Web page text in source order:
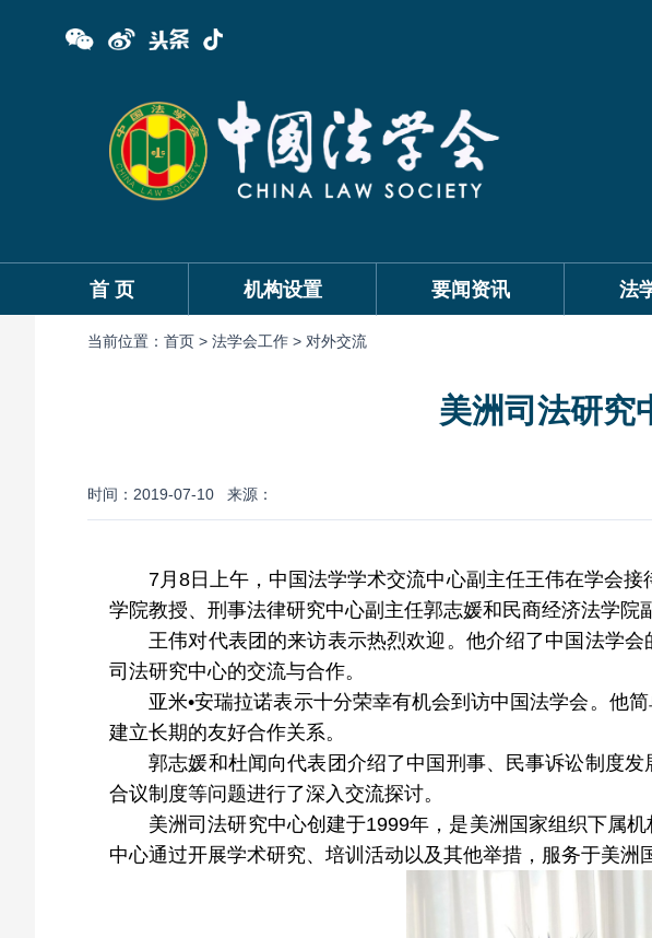
首 页 机构设置 要闻资讯 法
当前位置： 首页 > 法学会工作 > 对外交流
美洲司法研究
时间：2019-07-10 来源：
7月8日上午，中国法学学术交流中心副主任王伟在学会
学院教授、刑事法律研究中心副主任郭志媛和民商经济法学院
王伟对代表团的来访表示热烈欢迎。他介绍了中国法学
司法研究中心的交流与合作。
亚米•安瑞拉诺表示十分荣幸有机会到访中国法学会。他
建立长期的友好合作关系。
郭志媛和杜闻向代表团介绍了中国刑事、民事诉讼制度
合议制度等问题进行了深入交流探讨。
美洲司法研究中心创建于1999年，是美洲国家组织下属
中心通过开展学术研究、培训活动以及其他举措，服务于美洲